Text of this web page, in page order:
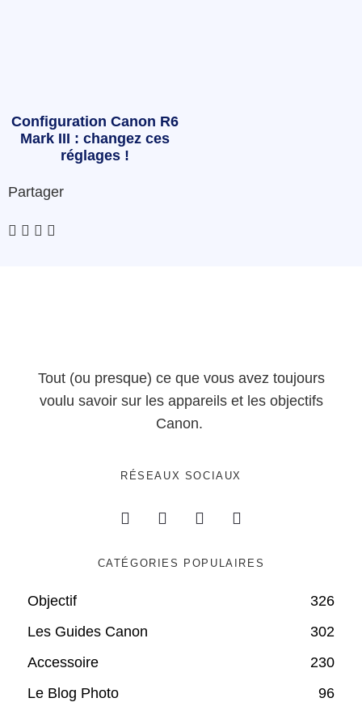
Configuration Canon R6
Mark III : changez ces
réglages !
Partager
Tout (ou presque) ce que vous avez toujours
voulu savoir sur les appareils et les objectifs
Canon.
RÉSEAUX SOCIAUX
CATÉGORIES POPULAIRES
Objectif
326
Les Guides Canon
302
Accessoire
230
Le Blog Photo
96